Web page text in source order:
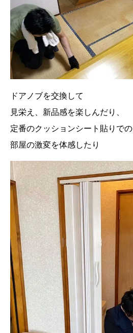
ドアノブを交換して
見栄え、新品感を楽しんだり、
定番のクッションシート貼りでの
部屋の激変を体感したり